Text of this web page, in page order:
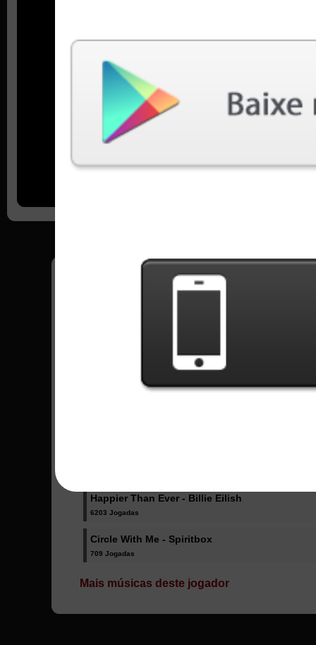
Pedro
Happier Than Ever - Billie Eilish
6203 Jogadas
Circle With Me - Spiritbox
709 Jogadas
Mais músicas deste jogador